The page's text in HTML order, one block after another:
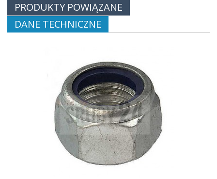
PRODUKTY POWIĄZANE
DANE TECHNICZNE